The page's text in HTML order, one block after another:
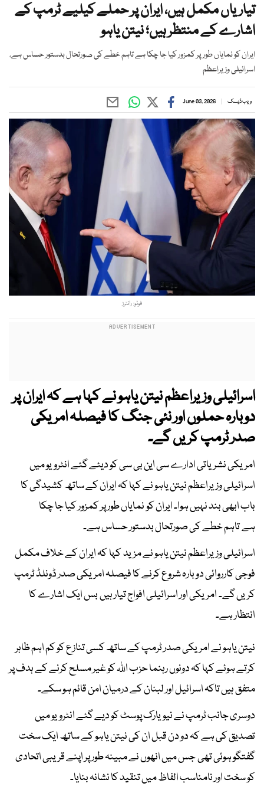
تیاریاں مکمل ہیں، ایران پر حملے کیلیے ٹرمپ کے
اشارے کے منتظر ہیں؛ نیتن یاہو
ایران کو نمایاں طور پر کمزور کیا جا چکا ہے تاہم خطے کی صورتحال بدستور حساس ہے،
اسرائیلی وزیراعظم
ویب ڈیسک June 03, 2026
فوٹو: رائٹرز
اسرائیلی وزیراعظم نیتن یاہو نے کہا ہے کہ ایران پر
دوبارہ حملوں اور نئی جنگ کا فیصلہ امریکی
صدر ٹرمپ کریں گے۔
امریکی نشریاتی ادارے سی این بی سی کو دیئے گئے انٹرویو میں
اسرائیلی وزیراعظم نیتن یاہو نے کہا کہ ایران کے ساتھ کشیدگی کا
باب ابھی بند نہیں ہوا۔ ایران کو نمایاں طور پر کمزور کیا جا چکا
ہے تاہم خطے کی صورتحال بدستور حساس ہے۔
اسرائیلی وزیراعظم نیتن یاہو نے مزید کہا کہ ایران کے خلاف مکمل
فوجی کارروائی دوبارہ شروع کرنے کا فیصلہ امریکی صدر ڈونلڈ ٹرمپ
کریں گے۔ امریکی اور اسرائیلی افواج تیار ہیں بس ایک اشارے کا
انتظار ہے۔
نیتن یاہو نے امریکی صدر ٹرمپ کے ساتھ کسی تنازع کو کم اہم ظاہر
کرتے ہوئے کہا کہ دونوں رہنما حزب اللہ کو غیر مسلح کرنے کے ہدف پر
متفق ہیں تاکہ اسرائیل اور لبنان کے درمیان امن قائم ہو سکے۔
دوسری جانب ٹرمپ نے نیویارک پوسٹ کو دیے گئے انٹرویو میں
تصدیق کی ہے کہ دو دن قبل ان کی نیتن یاہو کے ساتھ ایک سخت
گفتگو ہوئی تھی جس میں انھوں نے مبینہ طور پر اپنے قریبی اتحادی
کو سخت اور نامناسب الفاظ میں تنقید کا نشانہ بنایا۔